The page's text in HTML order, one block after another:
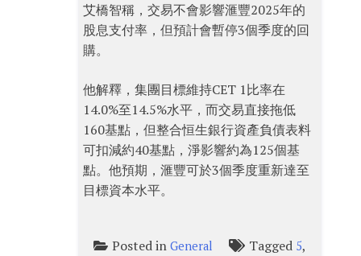
艾橋智稱，交易不會影響滙豐2025年的
股息支付率，但預計會暫停3個季度的回
購。
他解釋，集團目標維持CET 1比率在
14.0%至14.5%水平，而交易直接拖低
160基點，但整合恒生銀行資產負債表料
可扣減約40基點，淨影響約為125個基
點。他預期，滙豐可於3個季度重新達至
目標資本水平。
Posted inGeneral Tagged 5,